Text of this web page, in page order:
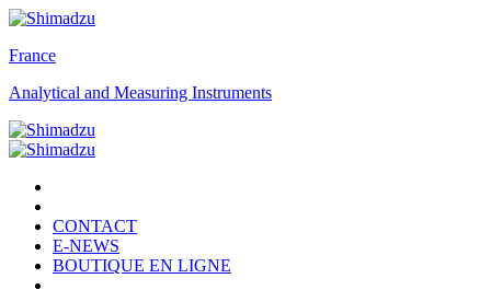
France
Analytical and Measuring Instruments
CONTACT
E-NEWS
BOUTIQUE EN LIGNE